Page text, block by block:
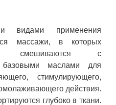
видами применения
массажи, в которых
смешиваются с
базовыми маслами для
стимулирующего,
действия.
глубоко в ткани.